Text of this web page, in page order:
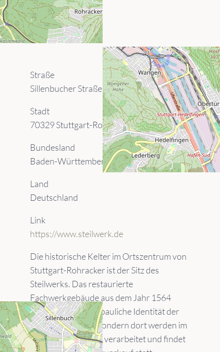
Straße
Sillenbucher Straße 10
Stadt
70329 Stuttgart-Rohracker
Bundesland
Baden-Württemberg
Land
Deutschland
Link
https://www.steilwerk.de
Die historische Kelter im Ortszentrum von
Stuttgart-Rohracker ist der Sitz des
Steilwerks. Das restaurierte
Fachwerkgebäude aus dem Jahr 1564
bildet nicht nur die bauliche Identität der
Wengerter:innen, sondern dort werden im
Herbst die Trauben verarbeitet und findet